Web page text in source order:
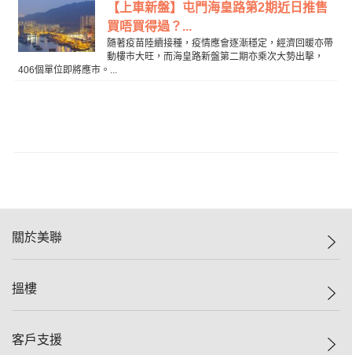
【上車新盤】屯門海皇路第2期近日推售
買唔買得過？...
隨著疫苗陸續接種，疫情應會逐漸穩定，經濟回暖亦帶
動樓市大旺，而海皇路新盤第二期亦乘次大勢出擊，
406個單位即將應市。...
關於美聯
美聯集團
人才招募
搵樓
一手新盤
客戶支援